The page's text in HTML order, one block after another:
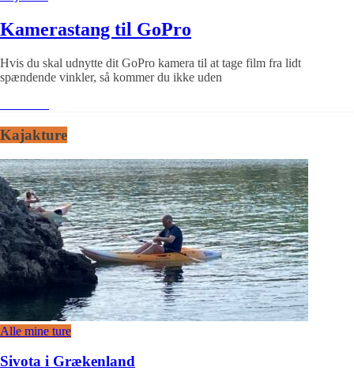
Kamerastang til GoPro
Hvis du skal udnytte dit GoPro kamera til at tage film fra lidt
spændende vinkler, så kommer du ikke uden
Kajakture
Alle mine ture
Sivota i Grækenland